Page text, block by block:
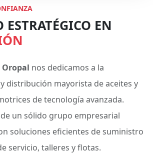
EN
nos dedicamos a la
distribución mayorista de aceites y
de tecnología avanzada.
un sólido grupo empresarial
soluciones eficientes de suministro
servicio, talleres y flotas.